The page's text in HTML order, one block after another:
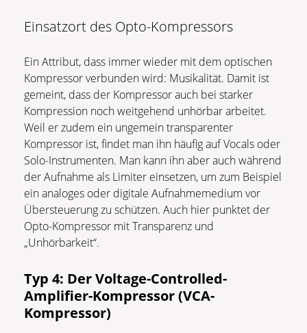
Einsatzort des Opto-Kompressors
Ein Attribut, dass immer wieder mit dem optischen
Kompressor verbunden wird: Musikalität. Damit ist
gemeint, dass der Kompressor auch bei starker
Kompression noch weitgehend unhörbar arbeitet.
Weil er zudem ein ungemein transparenter
Kompressor ist, findet man ihn häufig auf Vocals oder
Solo-Instrumenten. Man kann ihn aber auch während
der Aufnahme als Limiter einsetzen, um zum Beispiel
ein analoges oder digitale Aufnahmemedium vor
Übersteuerung zu schützen. Auch hier punktet der
Opto-Kompressor mit Transparenz und
„Unhörbarkeit“.
Typ 4: Der Voltage-Controlled-
Amplifier-Kompressor (VCA-
Kompressor)